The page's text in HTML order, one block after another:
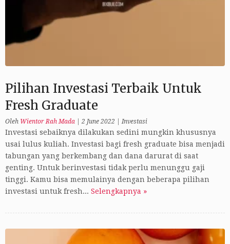
Pilihan Investasi Terbaik Untuk
Fresh Graduate
Oleh Wientor Rah Mada 2 June 2022 Investasi
Investasi sebaiknya dilakukan sedini mungkin khususnya
usai lulus kuliah. Investasi bagi fresh graduate bisa menjadi
tabungan yang berkembang dan dana darurat di saat
genting. Untuk berinvestasi tidak perlu menunggu gaji
tinggi. Kamu bisa memulainya dengan beberapa pilihan
investasi untuk fresh... Selengkapnya »